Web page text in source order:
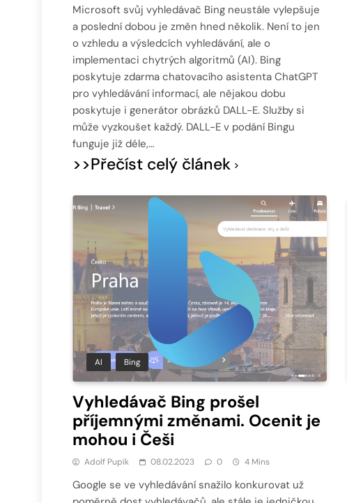
Microsoft svůj vyhledávač Bing neustále vylepšuje
a poslední dobou je změn hned několik. Není to jen
o vzhledu a výsledcích vyhledávání, ale o
implementaci chytrých algoritmů (AI). Bing
poskytuje zdarma chatovacího asistenta ChatGPT
pro vyhledávání informací, ale nějakou dobu
poskytuje i generátor obrázků DALL-E. Služby si
může vyzkoušet každý. DALL-E v podání Bingu
funguje již déle,…
>>Přečíst celý článek
AI Bing
Vyhledávač Bing prošel
příjemnými změnami. Ocenit je
mohou i Češi
Adolf Pupík 08.02.2023 0 4 Mins
Google se ve vyhledávání snažilo konkurovat už